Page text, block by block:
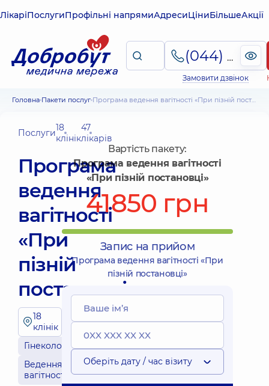
ЛікаріПослугиПрофільні напрямиАдресиЦіниБільшеАкції
(044) 495-2-888
Замовити дзвінок
Головна Пакети послуг Програма ведення вагітності «При пізній постановці»
Послуги18
клінік
47
лікарів
Програма
ведення
вагітності
«При
пізній
постановці»
18
клінік
Гінекологія
Ведення
вагітності
Вартість пакету:
Програма ведення вагітності
«При пізній постановці»
41850 грн
Запис на прийом
Програма ведення вагітності «При
пізній постановці»
Оберіть дату / час візиту